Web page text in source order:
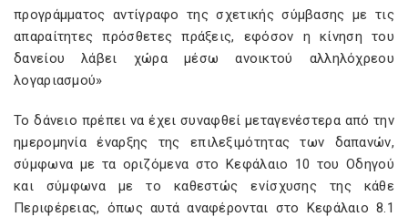
προγράμματος αντίγραφο της σχετικής σύμβασης με τις
απαραίτητες πρόσθετες πράξεις, εφόσον η κίνηση του
δανείου λάβει χώρα μέσω ανοικτού αλληλόχρεου
λογαριασμού»
Το δάνειο πρέπει να έχει συναφθεί μεταγενέστερα από την
ημερομηνία έναρξης της επιλεξιμότητας των δαπανών,
σύμφωνα με τα οριζόμενα στο Κεφάλαιο 10 του Οδηγού
και σύμφωνα με το καθεστώς ενίσχυσης της κάθε
Περιφέρειας, όπως αυτά αναφέρονται στο Κεφάλαιο 8.1